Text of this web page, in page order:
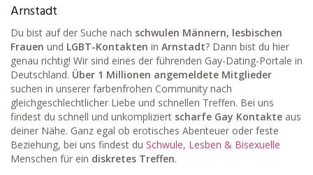
Arnstadt
Du bist auf der Suche nach schwulen Männern, lesbischen
Frauen und LGBT-Kontakten in Arnstadt? Dann bist du hier
genau richtig! Wir sind eines der führenden Gay-Dating-Portale in
Deutschland. Über 1 Millionen angemeldete Mitglieder
suchen in unserer farbenfrohen Community nach
gleichgeschlechtlicher Liebe und schnellen Treffen. Bei uns
findest du schnell und unkompliziert scharfe Gay Kontakte aus
deiner Nähe. Ganz egal ob erotisches Abenteuer oder feste
Beziehung, bei uns findest du Schwule, Lesben & Bisexuelle
Menschen für ein diskretes Treffen.